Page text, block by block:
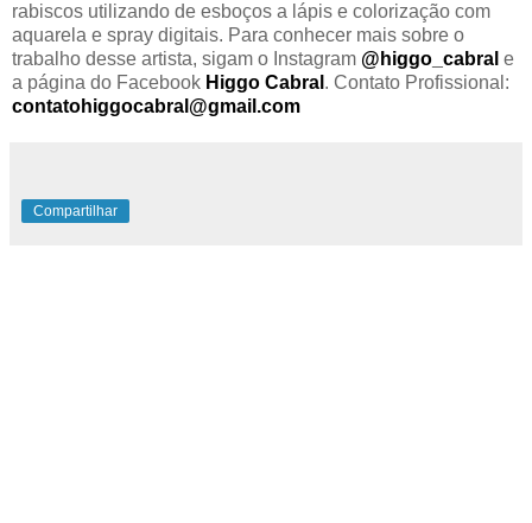
rabiscos utilizando de esboços a lápis e colorização com
aquarela e spray digitais. Para conhecer mais sobre o
trabalho desse artista, sigam o Instagram @higgo_cabral e
a página do Facebook Higgo Cabral . Contato Profissional:
contatohiggocabral@gmail.com
Compartilhar